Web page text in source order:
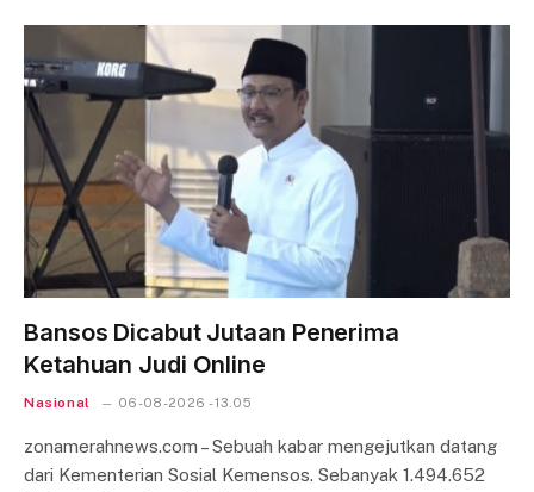
Bansos Dicabut Jutaan Penerima
Ketahuan Judi Online
Nasional 06-08-2026 - 13.05
zonamerahnews.com – Sebuah kabar mengejutkan datang
dari Kementerian Sosial Kemensos. Sebanyak 1.494.652